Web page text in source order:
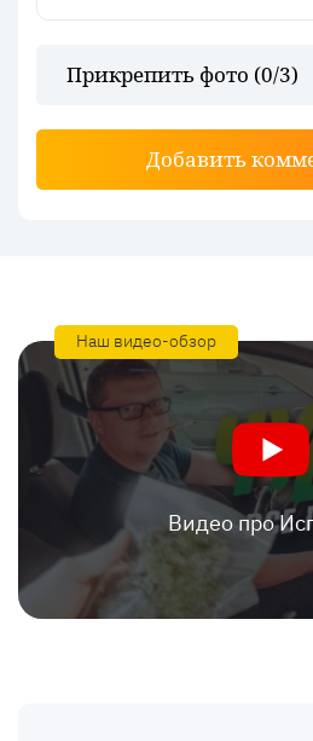
Прикрепить фото (0/3)
Добавить
Наш видео-обзор
Видео про